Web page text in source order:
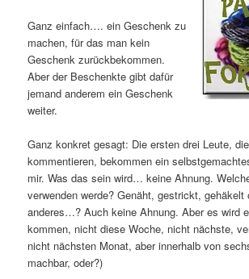
Ganz einfach…. ein Geschenk zu
machen, für das man kein
Geschenk zurückbekommen.
Aber der Beschenkte gibt dafür
jemand anderem ein Geschenk
weiter.
Ganz konkret gesagt: Die ersten drei Leute,
kommentieren, bekommen ein
mir. Was das sein wird… keine Ahnung.
verwenden werde? Genäht, gestrickt, gehäkelt
anderes…? Auch keine Ahnung. Aber es wird
kommen, nicht diese Woche, nicht nächste,
nicht nächsten Monat, aber innerhalb von
machbar, oder?)